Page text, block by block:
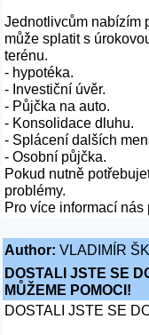
Jednotlivcům nabízím
může splatit s
terénu.
- hypotéka.
- Investiční úvěr.
- Půjčka na auto.
- Konsolidace dluhu.
- Splácení dalších
- Osobní půjčka.
Pokud nutně
problémy.
Pro více informací nás
Author: VLADIMÍR
DOSTALI JSTE SE
MŮŽEME POMOCI!
DOSTALI JSTE SE